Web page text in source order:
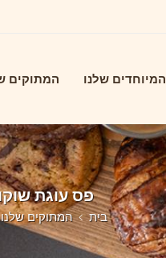
המיוחדים שלנו המתוקים
פס עוגת
בית המתוקים שלנו